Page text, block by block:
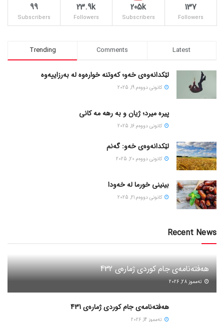
137
Followers
205k
Subscribers
23.9k
Followers
99
Subscribers
Trending Comments Latest
لێکدانەوەی خەو؛ کەوتنە خوارەوە لە بەرزاییەوە
كانونی دووه‌م 19, 2025
پیره میرد؛ ژیان و به رهه مه کانی
كانونی دووه‌م 16, 2025
لێکدانەوەی خەو: گەنم
كانونی دووه‌م 20, 2025
بینینی خورما لە خەودا
كانونی دووه‌م 21, 2025
Recent News
هەفتەنامەی جام کوردی ژمارەی 432
ته‌مموز 28, 2026
هەفتەنامەی جام کوردی ژمارەی 431
ته‌مموز 14, 2026